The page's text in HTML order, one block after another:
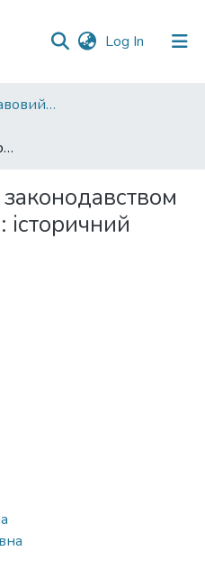
Log In (current)
04. Економіко-правовий факультет
Форми шлюбу за законодавством зарубіжних країн: історичний аспект
історичний